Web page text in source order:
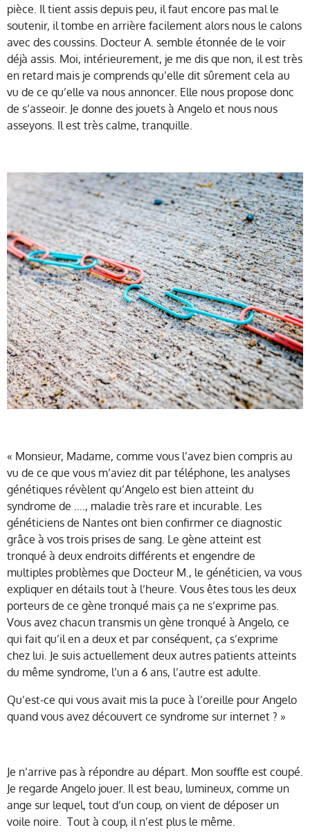
pièce. Il tient assis depuis peu, il faut encore pas mal le
soutenir, il tombe en arrière facilement alors nous le calons
avec des coussins. Docteur A. semble étonnée de le voir
déjà assis. Moi, intérieurement, je me dis que non, il est très
en retard mais je comprends qu’elle dit sûrement cela au
vu de ce qu’elle va nous annoncer. Elle nous propose donc
de s’asseoir. Je donne des jouets à Angelo et nous nous
asseyons. Il est très calme, tranquille.
« Monsieur, Madame, comme vous l’avez bien compris au
vu de ce que vous m’aviez dit par téléphone, les analyses
génétiques révèlent qu’Angelo est bien atteint du
syndrome de …., maladie très rare et incurable. Les
généticiens de Nantes ont bien confirmer ce diagnostic
grâce à vos trois prises de sang. Le gène atteint est
tronqué à deux endroits différents et engendre de
multiples problèmes que Docteur M., le généticien, va vous
expliquer en détails tout à l’heure. Vous êtes tous les deux
porteurs de ce gène tronqué mais ça ne s’exprime pas.
Vous avez chacun transmis un gène tronqué à Angelo, ce
qui fait qu’il en a deux et par conséquent, ça s’exprime
chez lui. Je suis actuellement deux autres patients atteints
du même syndrome, l’un a 6 ans, l’autre est adulte.
Qu’est-ce qui vous avait mis la puce à l’oreille pour Angelo
quand vous avez découvert ce syndrome sur internet ? »
Je n’arrive pas à répondre au départ. Mon souffle est coupé.
Je regarde Angelo jouer. Il est beau, lumineux, comme un
ange sur lequel, tout d’un coup, on vient de déposer un
voile noire. Tout à coup, il n’est plus le même.